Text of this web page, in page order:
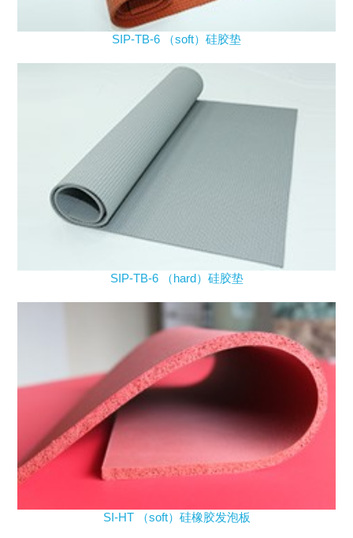
SIP-TB-6 （soft）硅胶垫
SIP-TB-6 （hard）硅胶垫
SI-HT （soft）硅橡胶发泡板